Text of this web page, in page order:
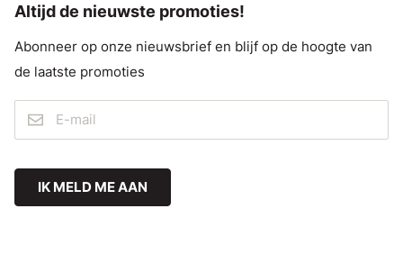
Altijd de nieuwste promoties!
Abonneer op onze nieuwsbrief en blijf op de hoogte van
de laatste promoties
IK MELD ME AAN